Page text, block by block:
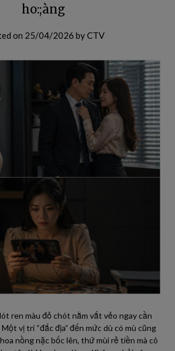
ho:;àng
on 25/04/2026 byCTV
ren màu đỏ chót nằm vắt vẻo ngay cần
vị trí “đắc địa” đến mức dù có mù cũng
nồng nặc bốc lên, thứ mùi rẻ tiền mà cô